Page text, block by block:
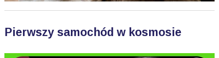
Pierwszy samochód w kosmosie